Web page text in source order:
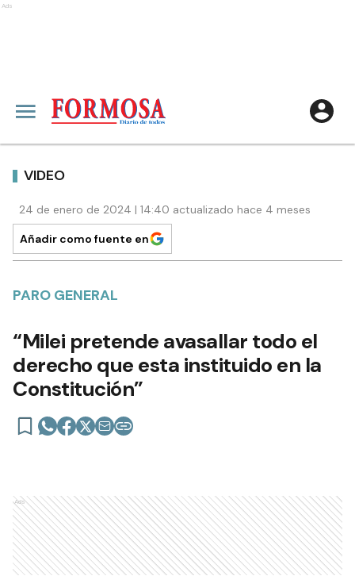
Ads
VIDEO
24 de enero de 2024 | 14:40 actualizado hace 4 meses
Añadir como fuente en
PARO GENERAL
“Milei pretende avasallar todo el
derecho que esta instituido en la
Constitución”
Ads